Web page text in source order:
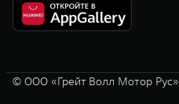
© ООО «Грейт Волл Мотор Рус»